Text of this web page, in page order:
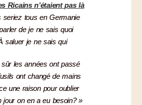
Ricains n’étaient pas là
seriez tous en Germanie
de je ne sais quoi
saluer je ne sais qui
sûr les années ont passé
ont changé de mains
une raison pour oublier
jour on en a eu besoin? »